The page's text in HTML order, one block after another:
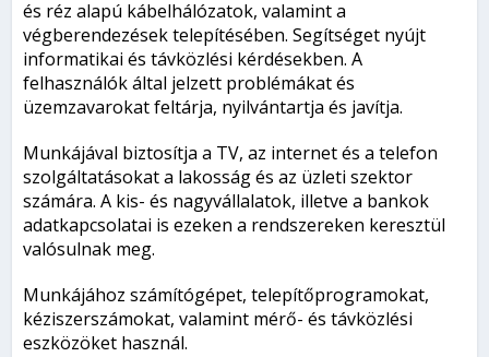
és réz alapú kábelhálózatok, valamint a
végberendezések telepítésében. Segítséget nyújt
informatikai és távközlési kérdésekben. A
felhasználók által jelzett problémákat és
üzemzavarokat feltárja, nyilvántartja és javítja.
Munkájával biztosítja a TV, az internet és a telefon
szolgáltatásokat a lakosság és az üzleti szektor
számára. A kis- és nagyvállalatok, illetve a bankok
adatkapcsolatai is ezeken a rendszereken keresztül
valósulnak meg.
Munkájához számítógépet, telepítőprogramokat,
kéziszerszámokat, valamint mérő- és távközlési
eszközöket használ.